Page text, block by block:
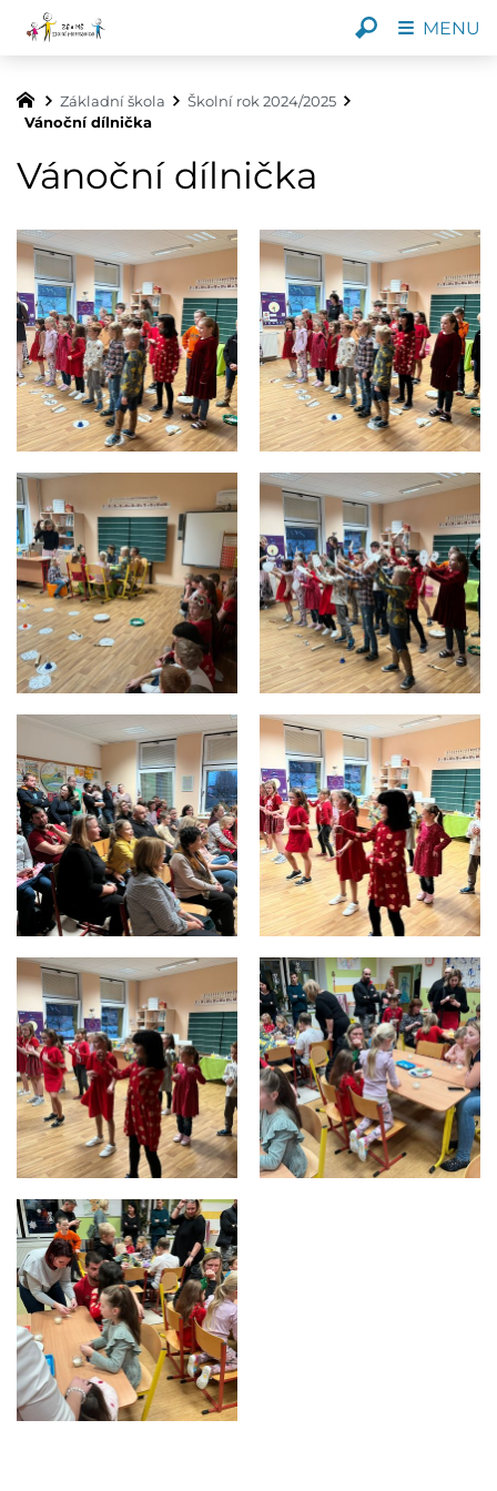
Základní škola
Školní rok 2024/2025
Vánoční dílnička
Vánoční dílnička
MENU